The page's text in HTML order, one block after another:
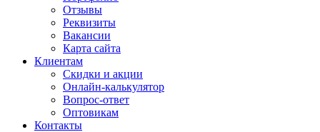
Отзывы
Реквизиты
Вакансии
Карта сайта
Клиентам
Скидки и акции
Онлайн-калькулятор
Вопрос-ответ
Оптовикам
Контакты